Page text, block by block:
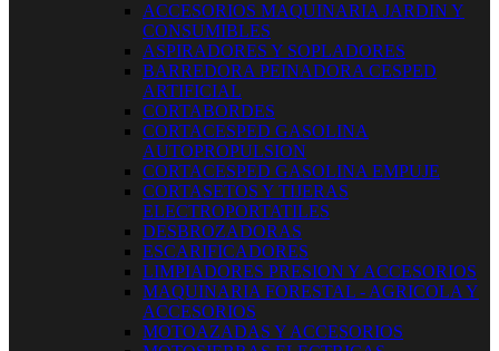
ACCESORIOS MAQUINARIA JARDIN Y
CONSUMIBLES
ASPIRADORES Y SOPLADORES
BARREDORA PEINADORA CESPED
ARTIFICIAL
CORTABORDES
CORTACESPED GASOLINA
AUTOPROPULSION
CORTACESPED GASOLINA EMPUJE
CORTASETOS Y TIJERAS
ELECTROPORTATILES
DESBROZADORAS
ESCARIFICADORES
LIMPIADORES PRESION Y ACCESORIOS
MAQUINARIA FORESTAL - AGRICOLA Y
ACCESORIOS
MOTOAZADAS Y ACCESORIOS